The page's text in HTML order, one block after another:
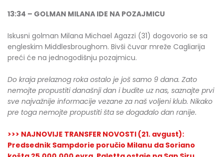
13:34 – GOLMAN MILANA IDE NA POZAJMICU
Iskusni golman Milana Michael Agazzi (31) dogovorio se sa
engleskim Middlesbroughom. Bivši čuvar mreže Cagliarija
preći će na jednogodišnju pozajmicu.
Do kraja prelaznog roka ostalo je još samo 9 dana. Zato
nemojte propustiti današnji dan i budite uz nas, saznajte prvi
sve najvažnije informacije vezane za naš voljeni klub. Nikako
pre toga nemojte propustiti šta se događalo dan ranije.
>>> NAJNOVIJE TRANSFER NOVOSTI (21. avgust):
Predsednik Sampdorie poručio Milanu da Soriano